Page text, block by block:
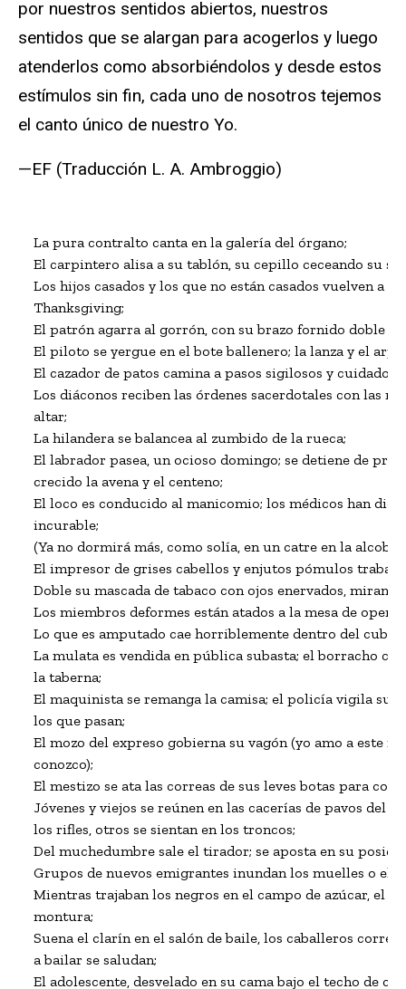
por nuestros sentidos abiertos, nuestros
sentidos que se alargan para acogerlos y luego
atenderlos como absorbiéndolos y desde estos
estímulos sin fin, cada uno de nosotros tejemos
el canto único de nuestro Yo.
—EF (Traducción L. A. Ambroggio)
La pura contralto canta en la galería del órgano;
El carpintero alisa a su tablón, su cepillo ceceando su
Los hijos casados y los que no están casados vuelven a
Thanksgiving;
El patrón agarra al gorrón, con su brazo fornido doble al
El piloto se yergue en el bote ballenero; la lanza y el
El cazador de patos camina a pasos sigilosos y
Los diáconos reciben las órdenes sacerdotales con las
altar;
La hilandera se balancea al zumbido de la rueca;
El labrador pasea, un ocioso domingo; se detiene de
crecido la avena y el centeno;
El loco es conducido al manicomio; los médicos han
incurable;
(Ya no dormirá más, como solía, en un catre en la alcoba
El impresor de grises cabellos y enjutos pómulos trabaja
Doble su mascada de tabaco con ojos enervados,
Los miembros deformes están atados a la mesa de
Lo que es amputado cae horriblemente dentro del cubo;
La mulata es vendida en pública subasta; el borracho
la taberna;
El maquinista se remanga la camisa; el policía vigila su
los que pasan;
El mozo del expreso gobierna su vagón (yo amo a este
conozco);
El mestizo se ata las correas de sus leves botas para
Jóvenes y viejos se reúnen en las cacerías de pavos del
los rifles, otros se sientan en los troncos;
Del muchedumbre sale el tirador; se aposta en su
Grupos de nuevos emigrantes inundan los muelles o el
Mientras trajaban los negros en el campo de azúcar, el
montura;
Suena el clarín en el salón de baile, los caballeros
a bailar se saludan;
El adolescente, desvelado en su cama bajo el techo de